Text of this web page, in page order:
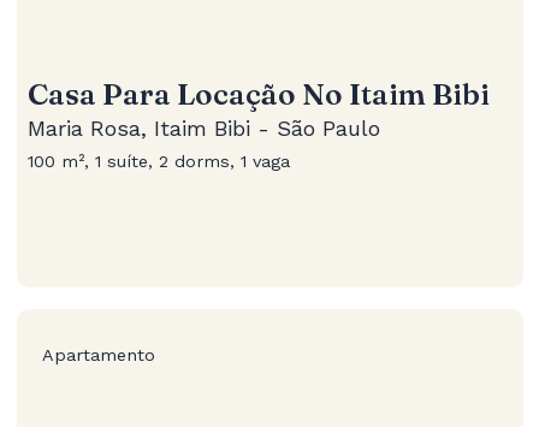
Casa Para Locação No Itaim Bibi
Maria Rosa, Itaim Bibi - São Paulo
100 m², 1 suíte, 2 dorms, 1 vaga
Apartamento